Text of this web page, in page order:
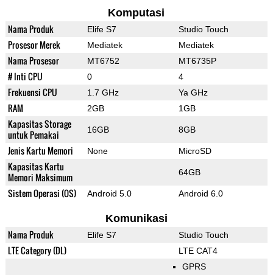
Komputasi
Nama Produk Elife S7 Studio Touch
Prosesor Merek Mediatek Mediatek
Nama Prosesor MT6752 MT6735P
# Inti CPU 0 4
Frekuensi CPU 1.7 GHz Ya GHz
RAM 2GB 1GB
Kapasitas Storage
untuk Pemakai
16GB 8GB
Jenis Kartu Memori None MicroSD
Kapasitas Kartu
Memori Maksimum
64GB
Sistem Operasi (OS) Android 5.0 Android 6.0
Komunikasi
Nama Produk Elife S7 Studio Touch
LTE Category (DL) LTE CAT4
GPRS